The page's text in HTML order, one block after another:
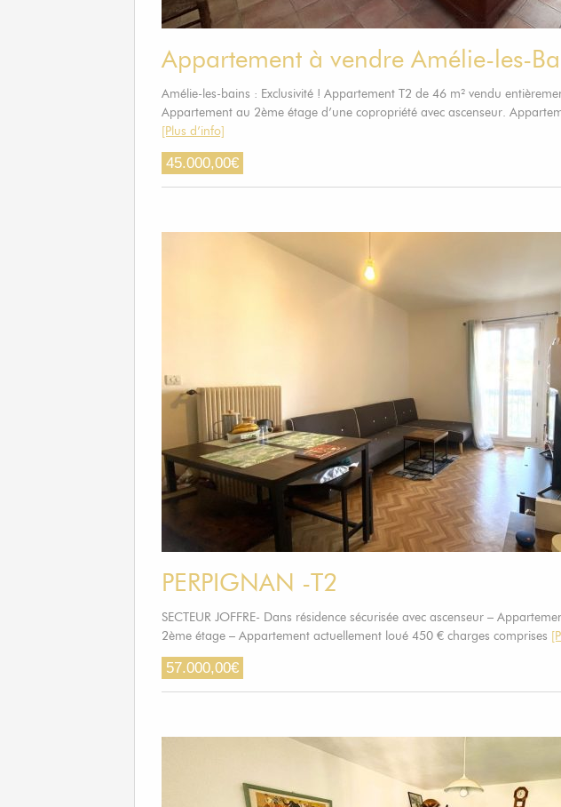
Appartement à vendre Amélie-les-
Amélie-les-bains : Exclusivité ! Appartement T2 de 46 m² vendu
Appartement au 2ème étage d’une copropriété avec ascenseur.
[Plus d’info]
45.000,00€
PERPIGNAN -T2
SECTEUR JOFFRE- Dans résidence sécurisée avec ascenseur –
2ème étage – Appartement actuellement loué 450 € charges comprises
57.000,00€